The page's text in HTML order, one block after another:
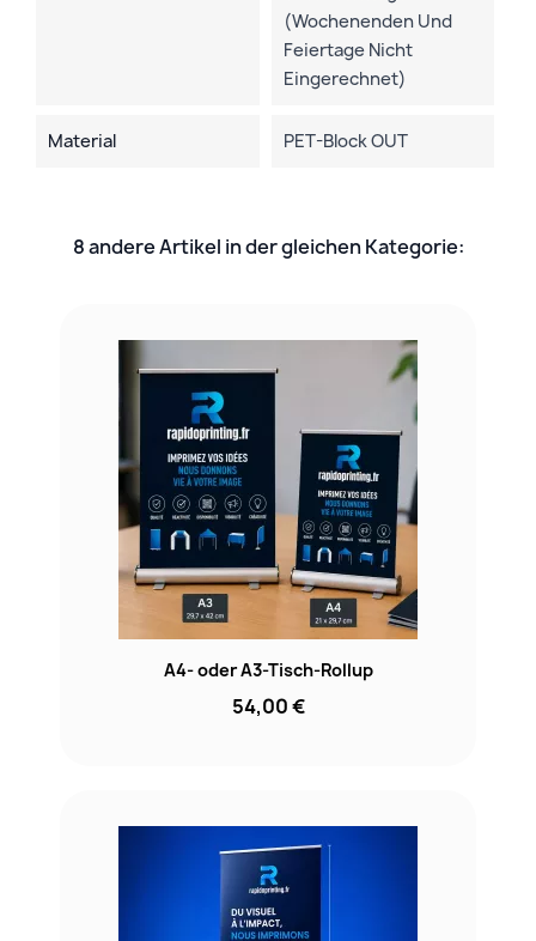
(Wochenenden Und
Feiertage Nicht
Eingerechnet)
Material PET-Block OUT
8 andere Artikel in der gleichen Kategorie:
A4- oder A3-Tisch-Rollup
54,00 €